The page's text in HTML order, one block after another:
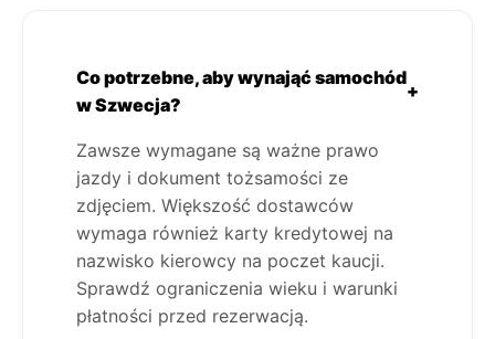
Co potrzebne, aby wynająć samochód
w Szwecja?
+
Zawsze wymagane są ważne prawo
jazdy i dokument tożsamości ze
zdjęciem. Większość dostawców
wymaga również karty kredytowej na
nazwisko kierowcy na poczet kaucji.
Sprawdź ograniczenia wieku i warunki
płatności przed rezerwacją.